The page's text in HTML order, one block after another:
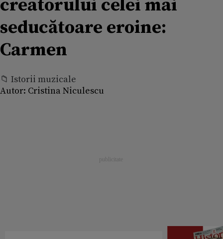
creatorului celei mai
seducătoare eroine:
Carmen
📁 Istorii muzicale
Autor: Cristina Niculescu